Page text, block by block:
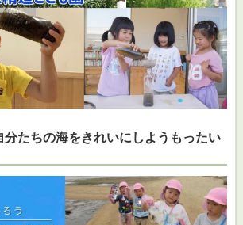
分たちの海をきれいにしようもったい